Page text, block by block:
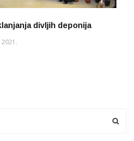
divljih deponija